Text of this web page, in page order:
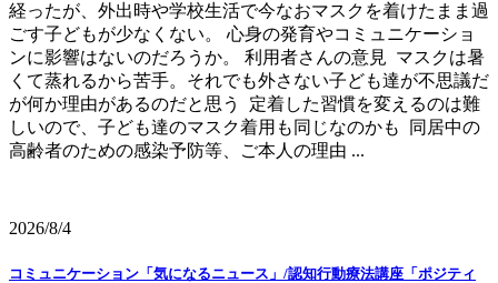
経ったが、外出時や学校生活で今なおマスクを着けたまま過
ごす子どもが少なくない。 心身の発育やコミュニケーショ
ンに影響はないのだろうか。 利用者さんの意見 マスクは暑
くて蒸れるから苦手。それでも外さない子ども達が不思議だ
が何か理由があるのだと思う 定着した習慣を変えるのは難
しいので、子ども達のマスク着用も同じなのかも 同居中の
高齢者のための感染予防等、ご本人の理由 ...
2026/8/4
コミュニケーション「気になるニュース」/認知行動療法講座「ポジティ